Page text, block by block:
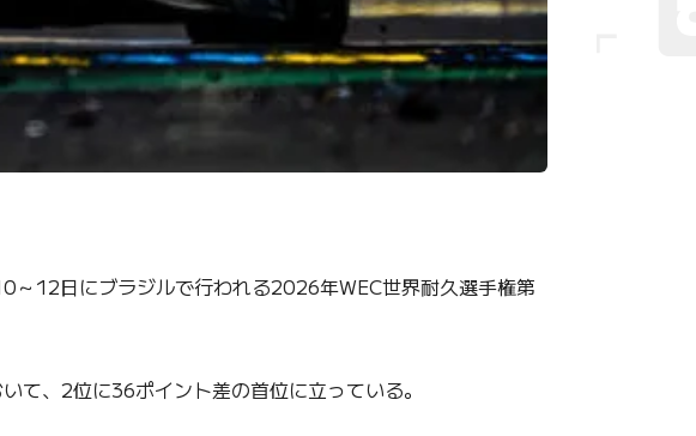
12日にブラジルで行われる2026年WEC世界耐久選手権第
て、2位に36ポイント差の首位に立っている。